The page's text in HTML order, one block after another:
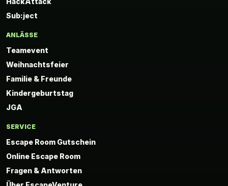
Sub:ject
ANLÄSSE
Teamevent
Weihnachtsfeier
Familie & Freunde
Kindergeburtstag
JGA
SERVICE
Escape Room Gutschein
Online Escape Room
Fragen & Antworten